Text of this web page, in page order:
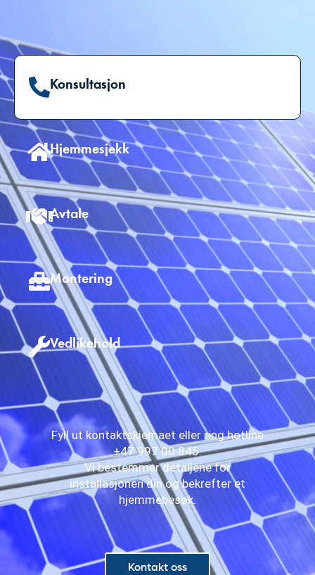
Konsultasjon
Hjemmesjekk
Avtale
Montering
Vedlikehold
Fyll ut kontaktskjemaet eller ring hotline
+47 997 00 845.
Vi bestemmer detaljene for
installasjonen din og bekrefter et
hjemmebesøk.
Kontakt oss